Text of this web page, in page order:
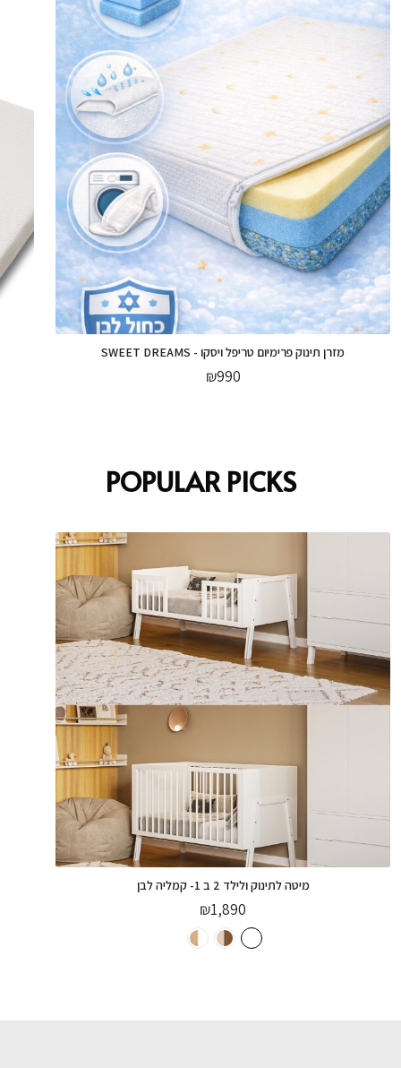
מזרן תינוק פרימיום טריפל ויסקו - SWEET DREAMS
₪990
מזרן תינוק פרימיום טריפל ויסקו - SWEET
DREAMS
₪
הוספה לסל
POPULAR PICKS
מיטה לתינוק ולילד 2 ב 1- קמליה לבן
₪1,890